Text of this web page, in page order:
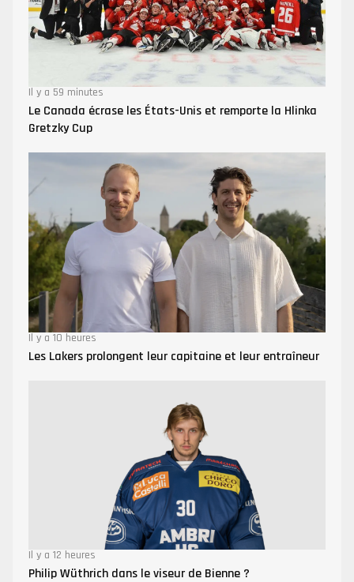
Il y a 59 minutes
Le Canada écrase les États-Unis et remporte la Hlinka
Gretzky Cup
Il y a 10 heures
Les Lakers prolongent leur capitaine et leur entraîneur
Il y a 12 heures
Philip Wüthrich dans le viseur de Bienne ?